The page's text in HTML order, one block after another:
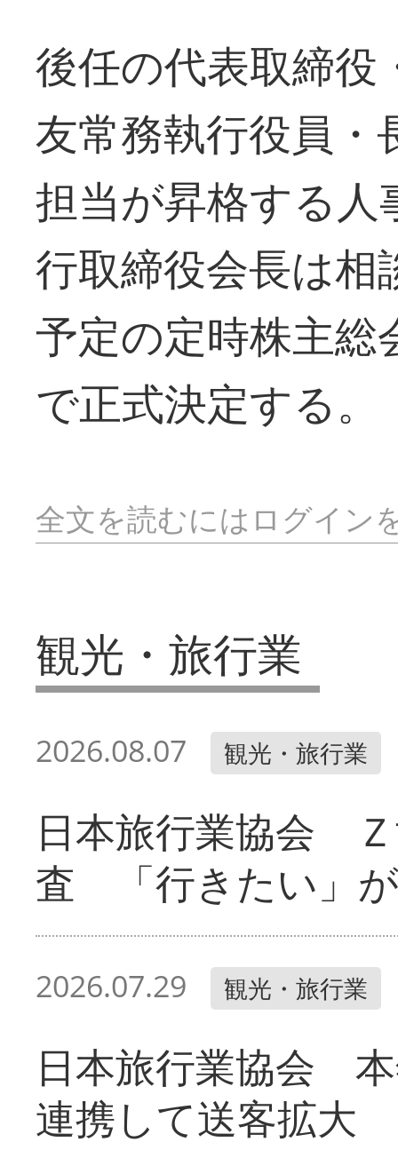
後任の代表取締役
友常務執行役員・
担当が昇格する
行取締役会長は相
予定の定時株主
で正式決定する。
全文を読むにはログイン
観光・旅行業
2026.08.07 観光・旅行業
日本旅行業協会
査 「行きたい」
2026.07.29 観光・旅行業
日本旅行業協会
連携して送客拡大